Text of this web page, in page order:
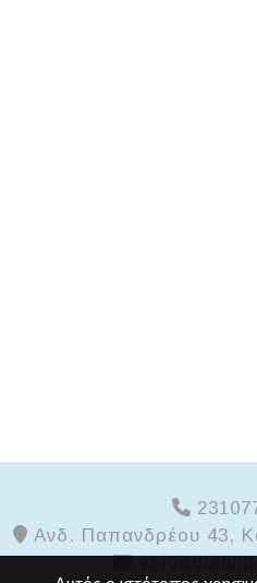
Ανδ. Παπανδρέου 43,